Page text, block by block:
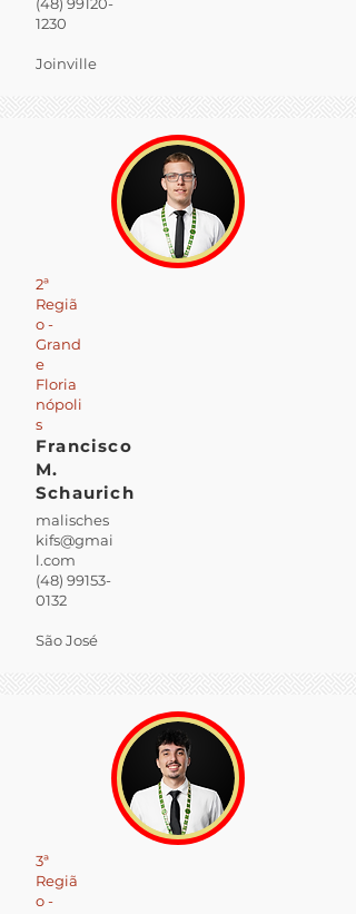
1230
Joinville
2ª
Regiã
o -
Grand
e
Floria
nópoli
s
Francisco
M.
Schaurich
malisches
kifs@gmai
l.com
(48) 99153-
0132
São José
3ª
Regiã
o -